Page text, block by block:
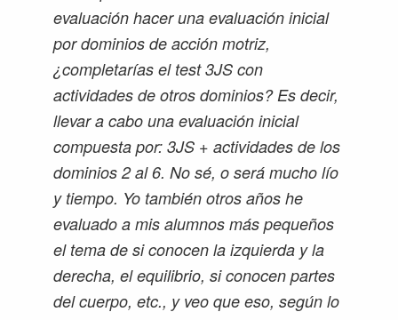
evaluación hacer una evaluación inicial
por dominios de acción motriz,
¿completarías el test 3JS con
actividades de otros dominios? Es decir,
llevar a cabo una evaluación inicial
compuesta por: 3JS + actividades de los
dominios 2 al 6. No sé, o será mucho lío
y tiempo. Yo también otros años he
evaluado a mis alumnos más pequeños
el tema de si conocen la izquierda y la
derecha, el equilibrio, si conocen partes
del cuerpo, etc., y veo que eso, según lo